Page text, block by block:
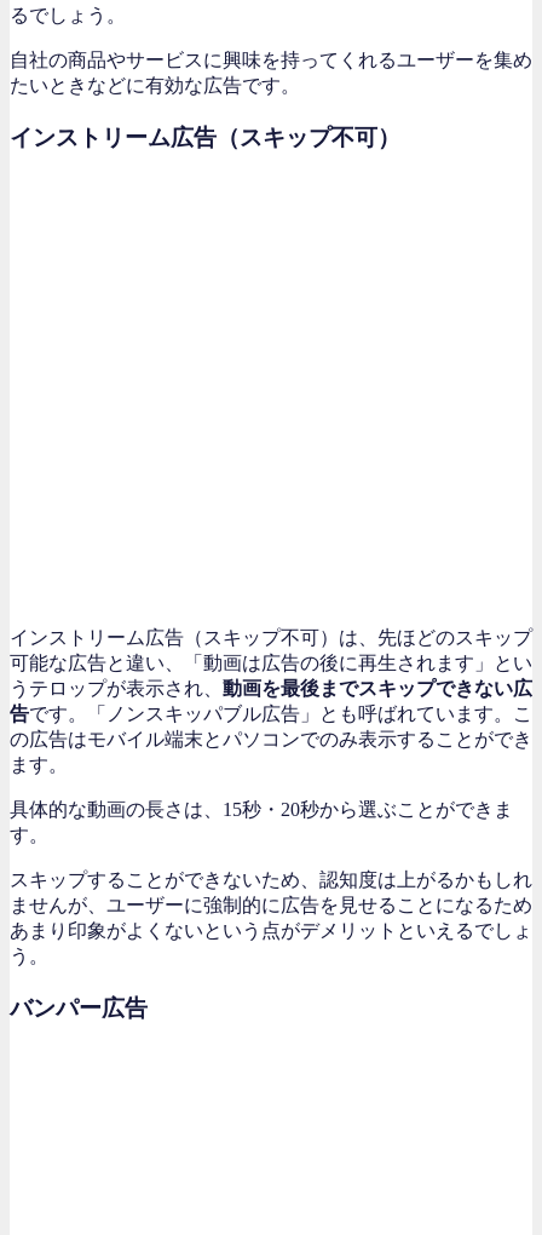
るでしょう。
自社の商品やサービスに興味を持ってくれるユーザーを集め
たいときなどに有効な広告です。
インストリーム広告（スキップ不可）
インストリーム広告（スキップ不可）は、先ほどのスキップ
可能な広告と違い、「動画は広告の後に再生されます」とい
うテロップが表示され、 動画を最後までスキップできない広
告です。「ノンスキッパブル広告」とも呼ばれています。こ
の広告はモバイル端末とパソコンでのみ表示することができ
ます。
具体的な動画の長さは、15秒・20秒から選ぶことができま
す。
スキップすることができないため、認知度は上がるかもしれ
ませんが、ユーザーに強制的に広告を見せることになるため
あまり印象がよくないという点がデメリットといえるでしょ
う。
バンパー広告